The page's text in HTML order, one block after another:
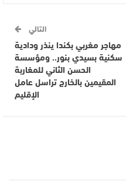
التالي
مهاجر مغربي بكندا ينذر ودادية
سكنية بسيدي بنور.. ومؤسسة
الحسن الثاني للمغاربة
المقيمين بالخارج تراسل عامل
الإقليم